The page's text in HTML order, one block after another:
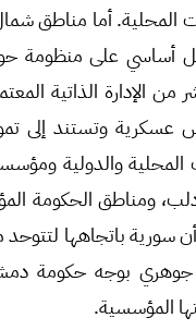
المحلية. أما مناطق
أساسي على
من الإدارة الذاتية
عسكرية وتستند إلى
والدولية
ومناطق الحكومة
سورية باتجاهها
بوجه حكومة
المؤسسية.